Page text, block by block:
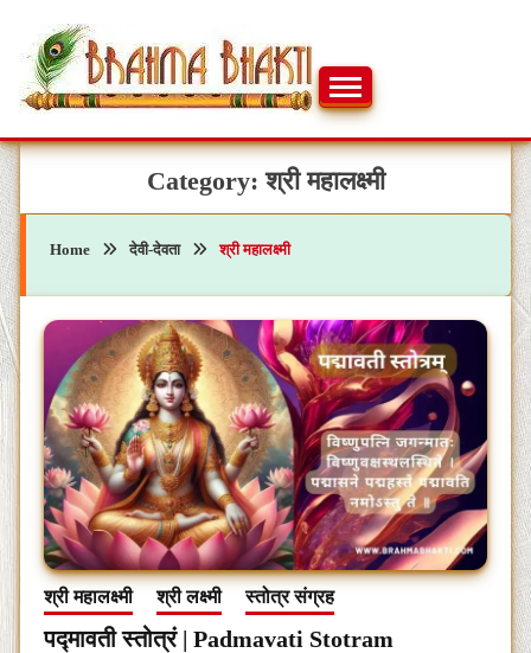
content
ब्रह्मभक्ती
Category:श्री महालक्ष्मी
Home देवी-देवता श्री महालक्ष्मी
श्री महालक्ष्मी श्री लक्ष्मी स्तोत्र संग्रह
पद्मावती स्तोत्रं | Padmavati Stotram